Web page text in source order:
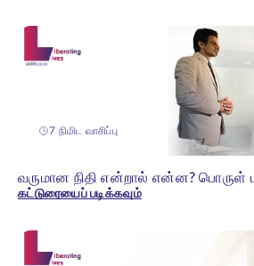
7 நிமிட வாசிப்பு
வருமான நிதி என்றால் என்ன? பொருள்
கட்டுரையைப் படிக்கவும்